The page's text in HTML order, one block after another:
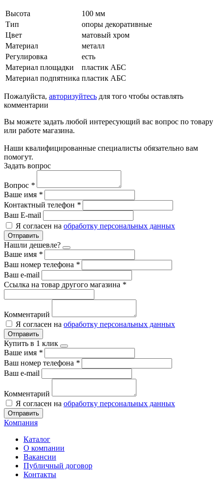
Высота
100 мм
Тип
опоры декоративные
Цвет
матовый хром
Материал
металл
Регулировка
есть
Материал площадки
пластик АБС
Материал подпятника пластик АБС
Пожалуйста, авторизуйтесь для того чтобы оставлять
комментарии
Вы можете задать любой интересующий вас вопрос по товару
или работе магазина.
Наши квалифицированные специалисты обязательно вам
помогут.
Задать вопрос
Вопрос *
Ваше имя *
Контактный телефон *
Ваш E-mail
Я согласен на обработку персональных данных
Отправить
Нашли дешевле?
Ваше имя *
Ваш номер телефона *
Ваш e-mail
Ссылка на товар другого магазина *
Комментарий
Я согласен на обработку персональных данных
Отправить
Купить в 1 клик
Ваше имя *
Ваш номер телефона *
Ваш e-mail
Комментарий
Я согласен на обработку персональных данных
Отправить
Компания
Каталог
О компании
Вакансии
Публичный договор
Контакты